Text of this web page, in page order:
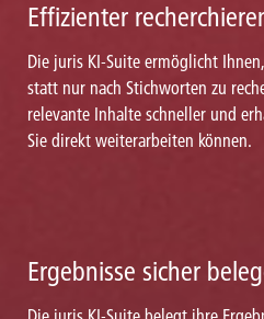
Effizienter
Die juris KI-Suite ermöglicht
statt nur nach Stichworten zu
relevante Inhalte schneller und
Sie direkt weiterarbeiten können.
Ergebnisse sicher